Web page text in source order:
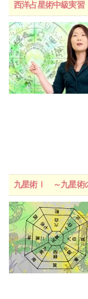
西洋占星術中級実
九星術Ⅰ ～九星術